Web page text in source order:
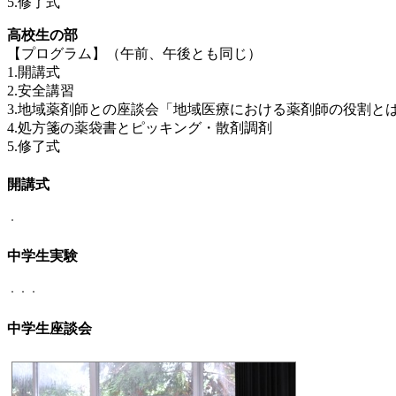
高校生の部
【プログラム】（午前、午後とも同じ）
1.開講式
2.安全講習
3.地域薬剤師との座談会「地域医療における薬剤師の役割と
4.処方箋の薬袋書とピッキング・散剤調剤
5.修了式
開講式
中学生実験
中学生座談会